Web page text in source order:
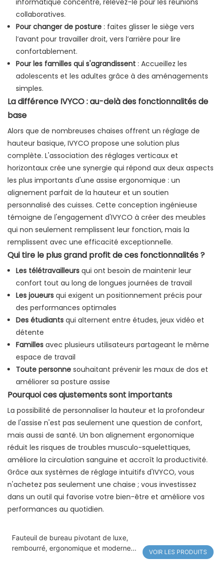
informatique concentré, relevez-le pour les réunions
collaboratives.
Pour changer de posture: faites glisser le siège vers
l’avant pour travailler droit, vers l’arrière pour lire
confortablement.
Pour les familles qui s'agrandissent: Accueillez les
adolescents et les adultes grâce à des aménagements
simples.
La différence IVYCO : au-delà des fonctionnalités de
base
Alors que de nombreuses chaises offrent un réglage de
hauteur basique, IVYCO propose une solution plus
complète. L'association des réglages verticaux et
horizontaux crée une synergie qui répond aux deux aspects
les plus importants d'une assise ergonomique : un
alignement parfait de la hauteur et un soutien
personnalisé des cuisses. Cette conception ingénieuse
témoigne de l'engagement d'IVYCO à créer des meubles
qui non seulement remplissent leur fonction, mais la
remplissent avec une efficacité exceptionnelle.
Qui tire le plus grand profit de ces fonctionnalités ?
Les télétravailleursqui ont besoin de maintenir leur
confort tout au long de longues journées de travail
Les joueursqui exigent un positionnement précis pour
des performances optimales
Des étudiantsqui alternent entre études, jeux vidéo et
détente
Famillesavec plusieurs utilisateurs partageant le même
espace de travail
Toute personnesouhaitant prévenir les maux de dos et
améliorer sa posture assise
Pourquoi ces ajustements sont importants
La possibilité de personnaliser la hauteur et la profondeur
de l'assise n'est pas seulement une question de confort,
mais aussi de santé. Un bon alignement ergonomique
réduit les risques de troubles musculo-squelettiques,
améliore la circulation sanguine et accroît la productivité.
Grâce aux systèmes de réglage intuitifs d'IVYCO, vous
n'achetez pas seulement une chaise ; vous investissez
dans un outil qui favorise votre bien-être et améliore vos
performances au quotidien.
Fauteuil de bureau pivotant de luxe,
rembourré, ergonomique et moderne
VOIR LES PRODUITS